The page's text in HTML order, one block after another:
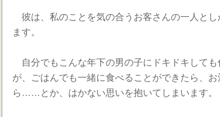
彼は、私のことを気の合うお客さんの一人と
ます。
自分でもこんな年下の男の子にドキドキして
が、ごはんでも一緒に食べることができたら、
ら……とか、はかない思いを抱いてしまいます。